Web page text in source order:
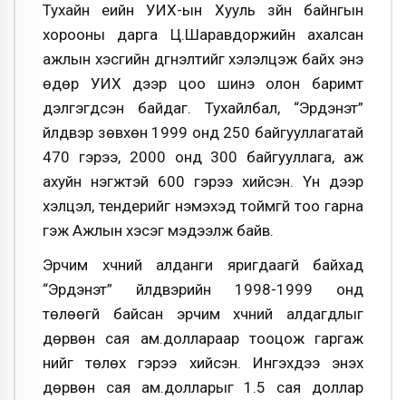
Тухайн үеийн УИХ-ын Хууль зүйн байнгын
хорооны дарга Ц.Шаравдоржийн ахалсан
ажлын хэсгийн дүгнэлтийг хэлэлцэж байх энэ
өдөр УИХ дээр цоо шинэ олон баримт
дэлгэгдсэн байдаг. Тухайлбал, “Эрдэнэт”
үйлдвэр зөвхөн 1999 онд 250 байгууллагатай
470 гэрээ, 2000 онд 300 байгууллага, аж
ахуйн нэгжтэй 600 гэрээ хийсэн. Үүн дээр
хэлцэл, тендерийг нэмэхэд тоймгүй тоо гарна
гэж Ажлын хэсэг мэдээлж байв.
Эрчим хүчний алданги яригдаагүй байхад
“Эрдэнэт” үйлдвэрийн 1998-1999 онд
төлөөгүй байсан эрчим хүчний алдагдлыг
дөрвөн сая ам.доллараар тооцож гаргаж
үүнийг төлөх гэрээ хийсэн. Ингэхдээ энэхүү
дөрвөн сая ам.долларыг 1.5 сая доллар